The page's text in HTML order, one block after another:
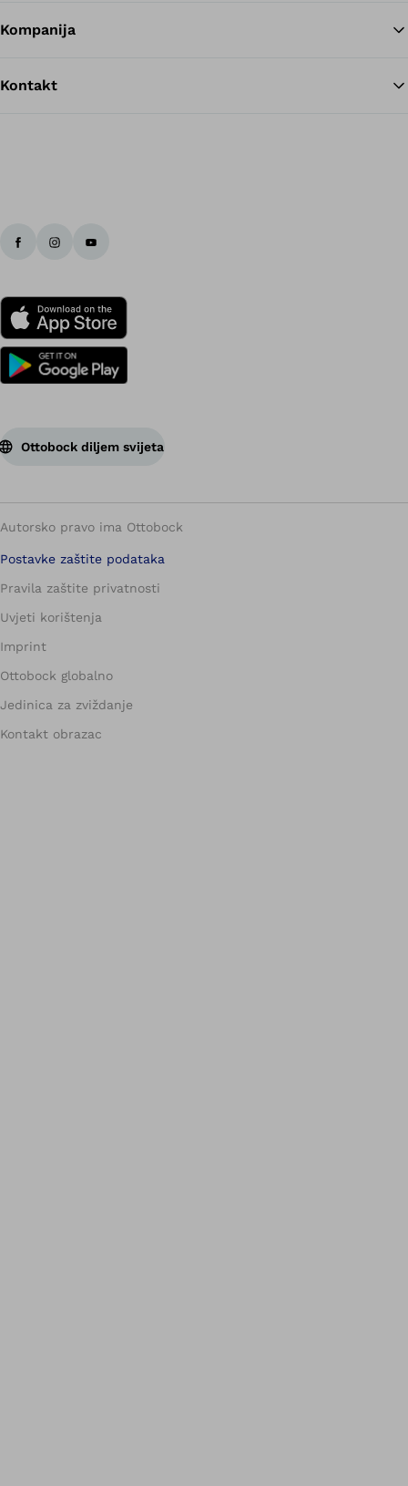
Kompanija
Kontakt
Ottobock diljem svijeta
Autorsko pravo ima Ottobock
Postavke zaštite podataka
Pravila zaštite privatnosti
Uvjeti korištenja
Imprint
Ottobock globalno
Jedinica za zviždanje
Kontakt obrazac